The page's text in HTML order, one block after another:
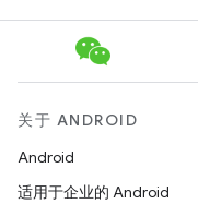
关于 ANDROID
Android
适用于企业的 Android